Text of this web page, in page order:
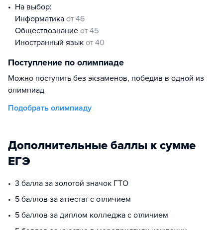
На выбор:
информатика от 46
обществознание от 45
иностранный язык от 40
Поступление по олимпиаде
Можно поступить без экзаменов, победив в одной из
олимпиад
Подобрать олимпиаду
Дополнительные баллы к сумме
ЕГЭ
3 балла за золотой значок ГТО
5 баллов за аттестат с отличием
5 баллов за диплом колледжа с отличием